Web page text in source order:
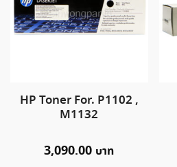
HP Toner For. P1102 ,
M1132
3,090.00